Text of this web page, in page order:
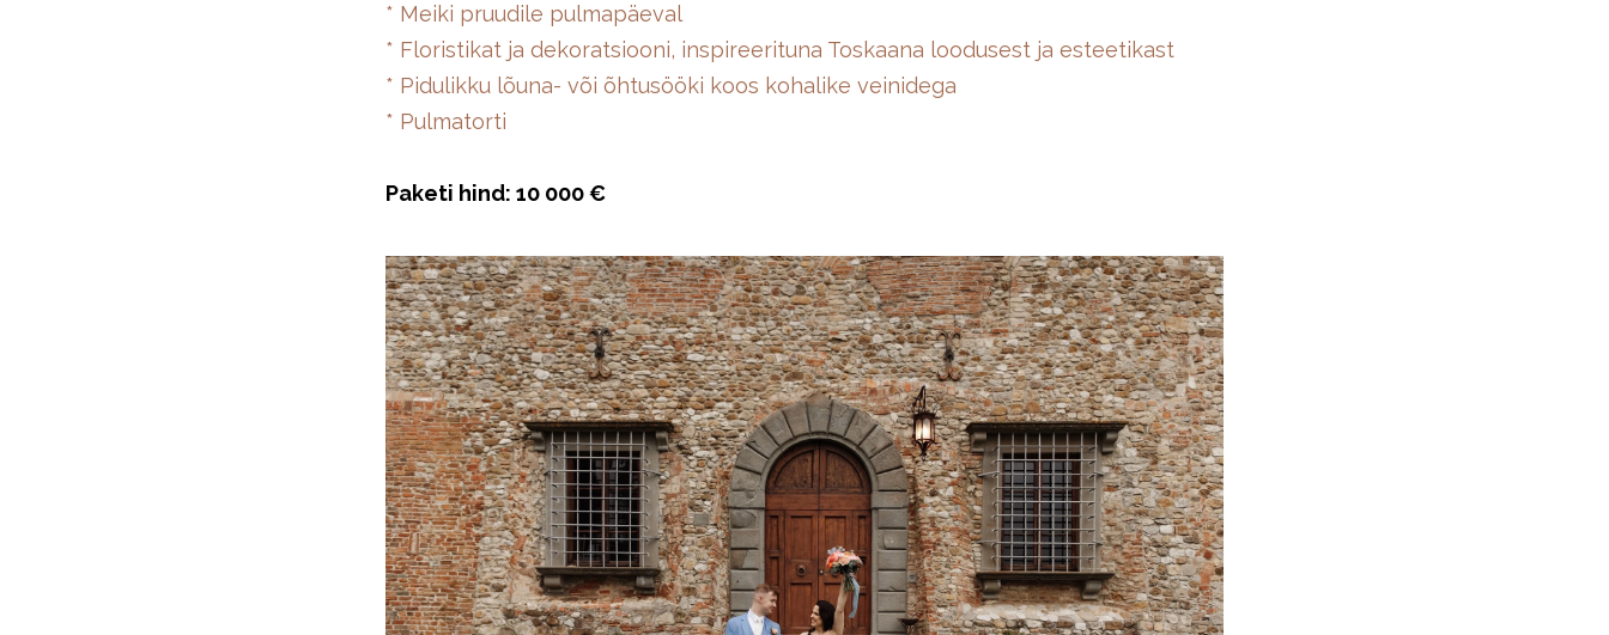
* Meiki pruudile pulmapäeval
* Floristikat ja dekoratsiooni, inspireerituna Toskaana loodusest ja esteetikast
* Pidulikku lõuna- või õhtusööki koos kohalike veinidega
* Pulmatorti
Paketi hind: 10 000 €